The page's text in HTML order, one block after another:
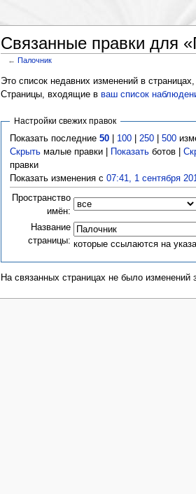
Связанные правки для
←Палочник
Это список недавних изменений в
Страницы, входящие в ваш список
Настройки свежих правок
Показать последние50 100 250 |500
Скрыть малые правки | Показать ботов |
правки
Показать изменения с07:41, 1 сентября
Пространство
имён:
Название
страницы: которые ссылаются на
На связанных страницах не было изменений